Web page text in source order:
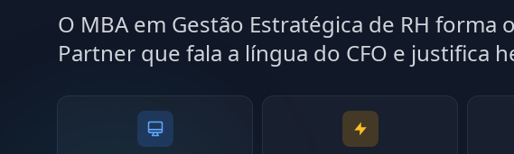
O MBA em Gestão Estratégica de RH forma
Partner que fala a língua do CFO e justifica